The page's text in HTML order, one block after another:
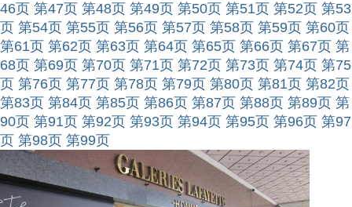
46页 第47页 第48页 第49页 第50页 第51页 第52页 第53
页 第54页 第55页 第56页 第57页 第58页 第59页 第60页
第61页 第62页 第63页 第64页 第65页 第66页 第67页 第
68页 第69页 第70页 第71页 第72页 第73页 第74页 第75
页 第76页 第77页 第78页 第79页 第80页 第81页 第82页
第83页 第84页 第85页 第86页 第87页 第88页 第89页 第
90页 第91页 第92页 第93页 第94页 第95页 第96页 第97
页 第98页 第99页